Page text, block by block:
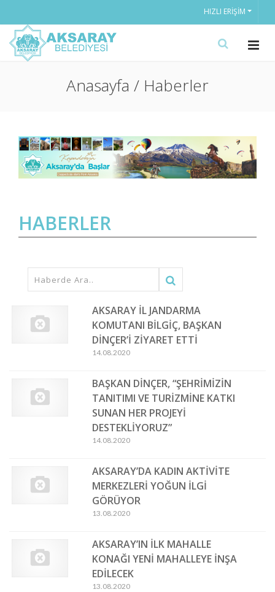
HIZLI ERIŞIM
Anasayfa / Haberler
HABERLER
AKSARAY İL JANDARMA
KOMUTANI BİLGİÇ, BAŞKAN
DİNÇER’İ ZİYARET ETTİ
14.08.2020
BAŞKAN DİNÇER, “ŞEHRİMİZİN
TANITIMI VE TURİZMİNE KATKI
SUNAN HER PROJEYİ
DESTEKLİYORUZ”
14.08.2020
AKSARAY’DA KADIN AKTİVİTE
MERKEZLERİ YOĞUN İLGİ
GÖRÜYOR
13.08.2020
AKSARAY’IN İLK MAHALLE
KONAĞI YENİ MAHALLEYE İNŞA
EDİLECEK
13.08.2020